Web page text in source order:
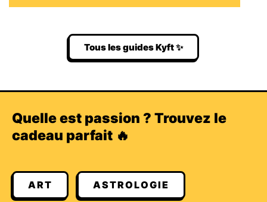
Tous les guides Kyft ✨
Quelle est passion ? Trouvez le
cadeau parfait 🔥
ART ASTROLOGIE